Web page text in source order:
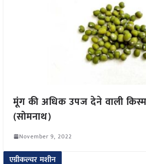
मूंग की अधिक उपज देने वाली
(सोमनाथ)
November 9, 2022
एग्रीकल्चर मशीन